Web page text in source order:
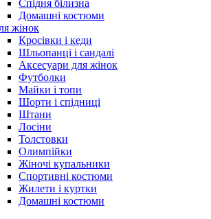
Спідня білизна
Домашні костюми
жінок
Кросівки і кеди
Шльопанці і сандалі
Аксесуари для жінок
Футболки
Майки і топи
Шорти і спідниці
Штани
Лосіни
Толстовки
Олимпійки
Жіночі купальники
Спортивні костюми
Жилети і куртки
Домашні костюми